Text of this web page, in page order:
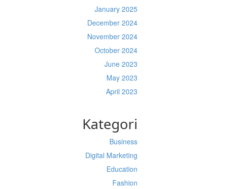
January 2025
December 2024
November 2024
October 2024
June 2023
May 2023
April 2023
Kategori
Business
Digital Marketing
Education
Fashion